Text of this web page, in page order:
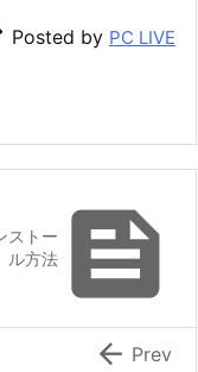
Posted by PC LIVE

ストー
ル方法
 Prev